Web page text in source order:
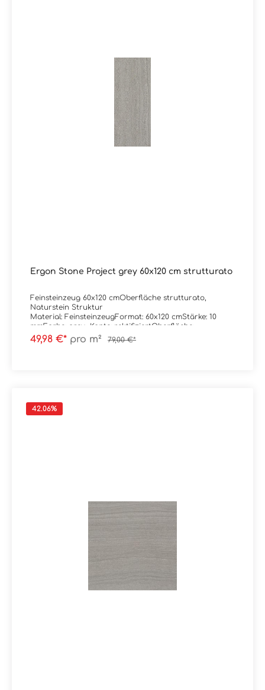
Ergon Stone Project grey 60x120 cm strutturato
Feinsteinzeug 60x120 cmOberfläche strutturato,
Naturstein Struktur
Material: FeinsteinzeugFormat: 60x120 cmStärke: 10
mmFarbe: grey Kante: rektifiziertOberfläche:
strutturato / mattAbrieb/Trittsicherheit: R11C
Verpackungsdaten:Paketinhalt: 1,44 m²Paletteninhalt:
49,98 €* pro m² 79,00 €*
42.06%